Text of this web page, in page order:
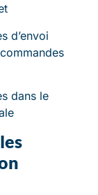
d’envoi
dans le